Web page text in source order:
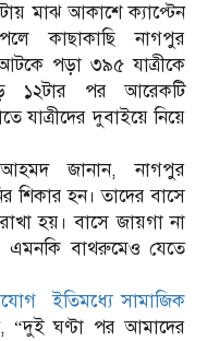
মাঝ আকাশে ক্যাপ্টেন
কাছাকাছি নাগপুর
পড়া ৩৯৫ যাত্রীকে
১২টার পর আরেকটি
যাত্রীদের দুবাইয়ে নিয়ে
আহমদ জানান, নাগপুর
শিকার হন। তাদের বাসে
হয়। বাসে জায়গা না
এমনকি বাথরুমেও যেতে
ইতিমধ্যে সামাজিক
“দুই ঘণ্টা পর আমাদের